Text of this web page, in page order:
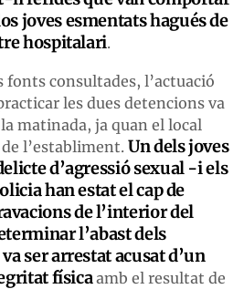
joves esmentats hagués de
hospitalari.
fonts consultades, l’actuació
les dues detencions va
la matinada, ja quan el local
l’establiment. Un dels joves
d’agressió sexual -i els
han estat el cap de
de l’interior del
l’abast dels
ser arrestat acusat d’un
físicaamb el resultat de